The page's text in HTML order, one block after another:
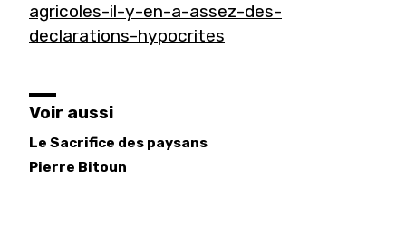
agricoles-il-y-en-a-assez-des-
declarations-hypocrites
Voir aussi
Le Sacrifice des paysans
Pierre Bitoun